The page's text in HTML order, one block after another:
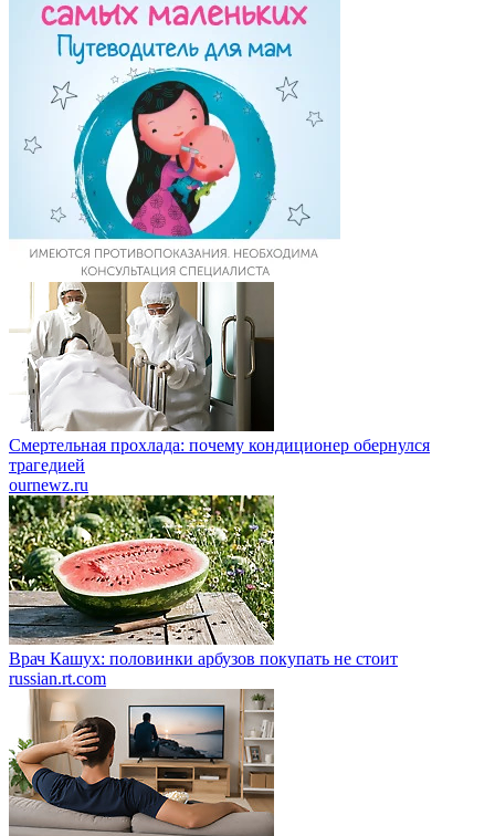
Смертельная прохлада: почему кондиционер обернулся
трагедией
ournewz.ru
Врач Кашух: половинки арбузов покупать не стоит
russian.rt.com